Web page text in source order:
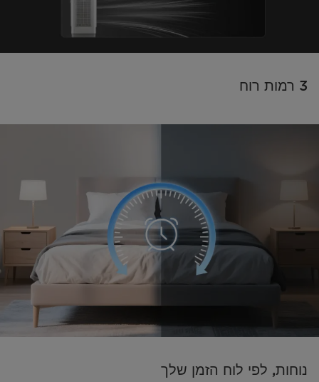
3 רמות רוח
נוחות, לפי לוח הזמן שלך